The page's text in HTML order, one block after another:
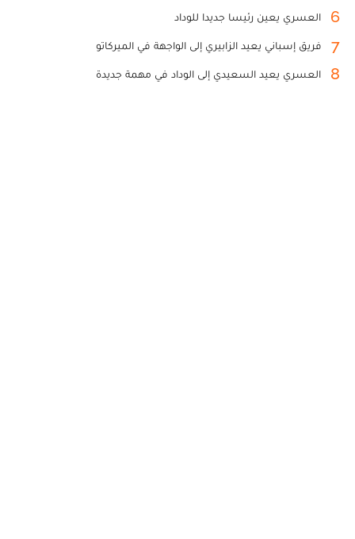
6 العسري يعين رئيسا جديدا للوداد
7 فريق إسباني يعيد الزابيري إلى الواجهة في الميركاتو
8 العسري يعيد السعيدي إلى الوداد في مهمة جديدة